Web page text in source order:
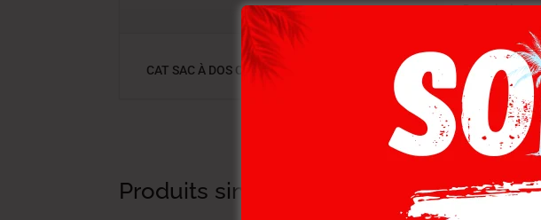
Description
CAT SAC À DOS CAT.TOKYO URB BLUE ASTER, COULEUR :BLUE ASTER
Produits similaires